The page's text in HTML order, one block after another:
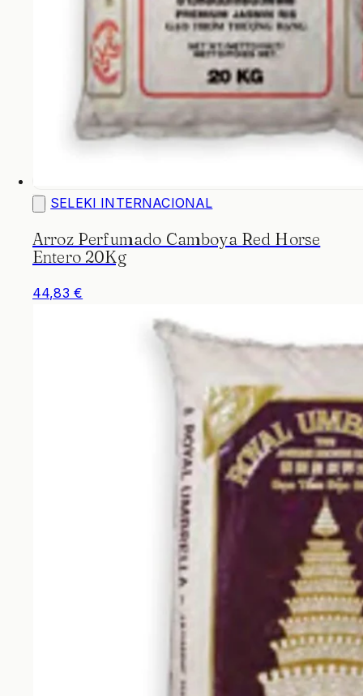
SELEKI INTERNACIONAL
Arroz Perfumado Camboya Red Horse
Entero 20Kg
44,83 €